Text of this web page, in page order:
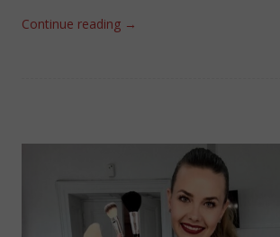
Continue reading →